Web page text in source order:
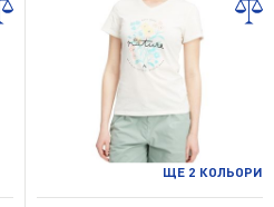
ЩЕ 2 КОЛЬОРИ